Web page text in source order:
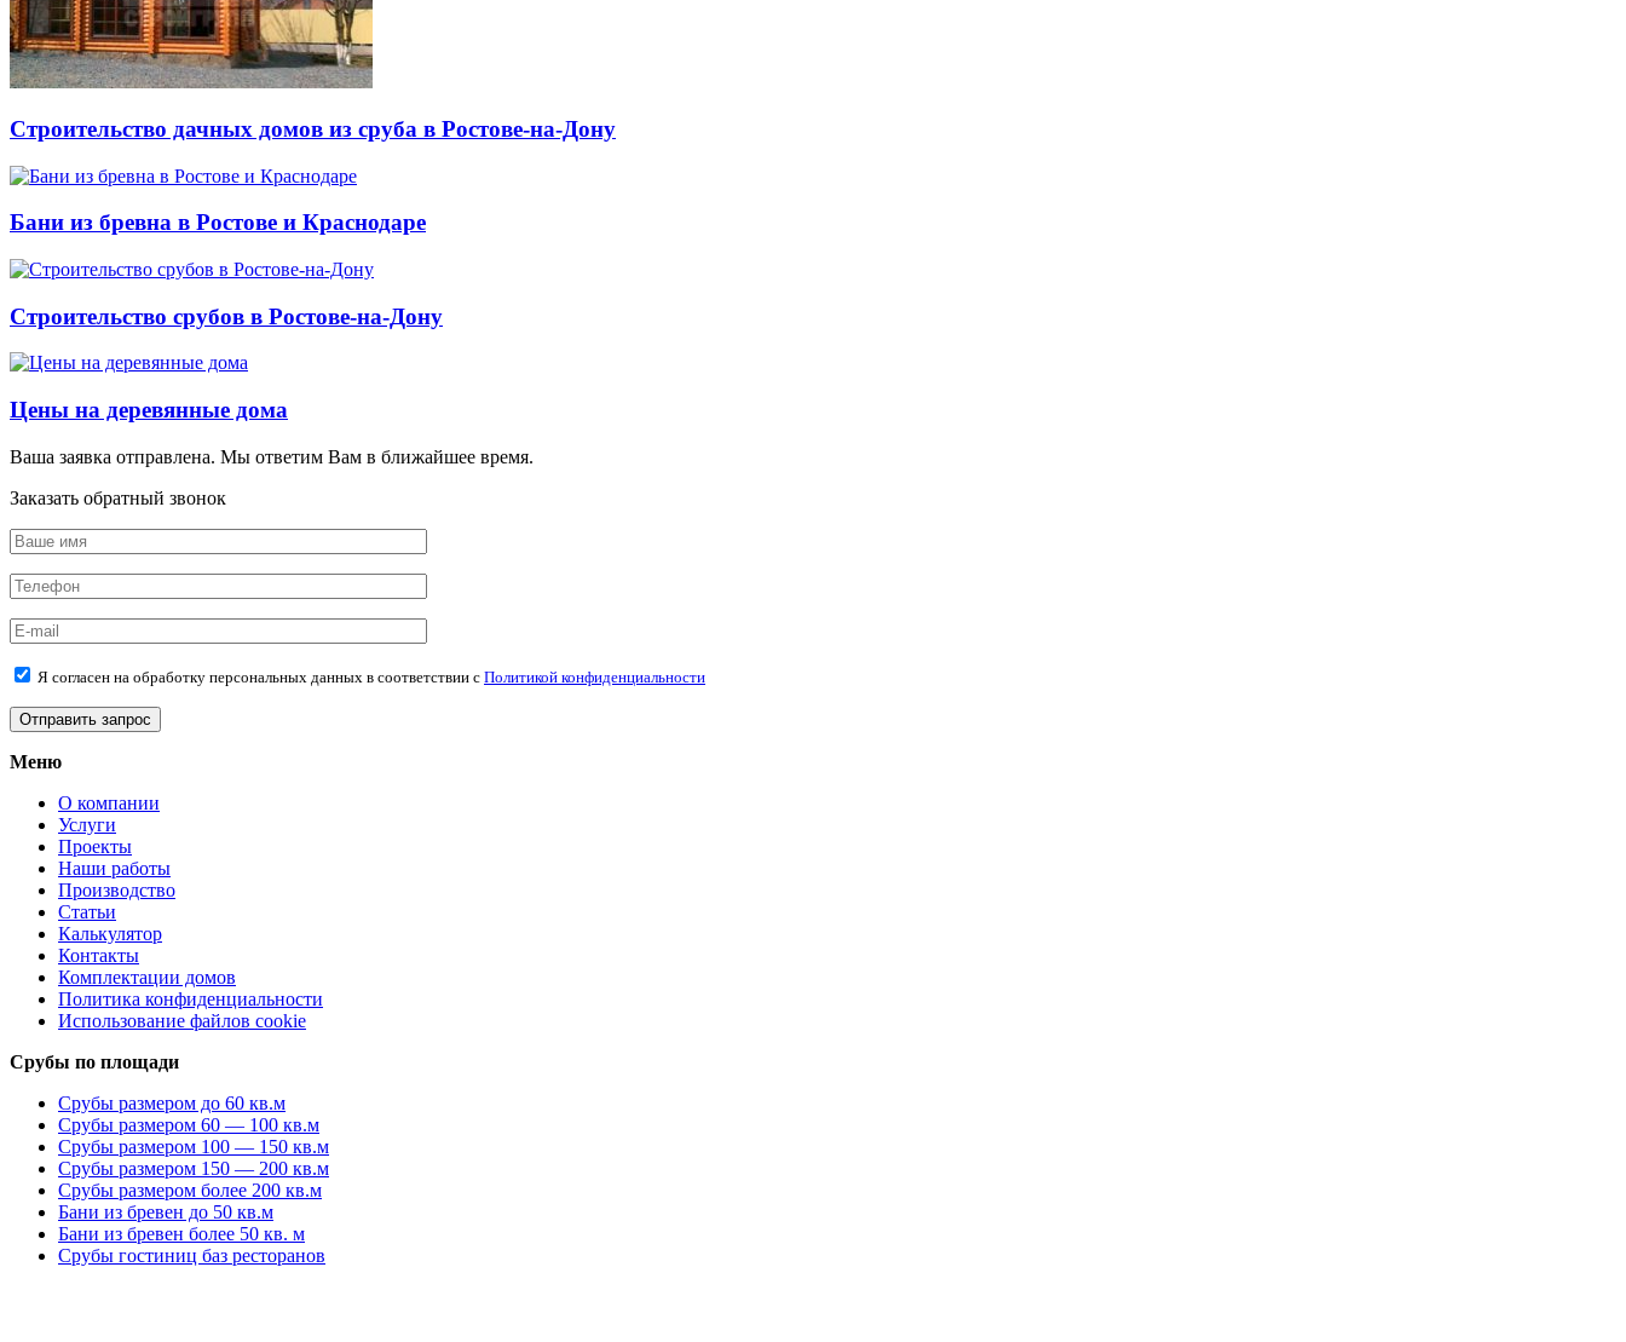
Строительство дачных домов из сруба в Ростове-на-Дону
Бани из бревна в Ростове и Краснодаре
Строительство срубов в Ростове-на-Дону
Цены на деревянные дома
Ваша заявка отправлена. Мы ответим Вам в ближайшее время.
Заказать обратный звонок
Я согласен на обработку персональных данных в соответствии с Политикой конфиденциальности
Меню
О компании
Услуги
Проекты
Наши работы
Производство
Статьи
Калькулятор
Контакты
Комплектации домов
Политика конфиденциальности
Использование файлов cookie
Срубы по площади
Срубы размером до 60 кв.м
Срубы размером 60 — 100 кв.м
Срубы размером 100 — 150 кв.м
Срубы размером 150 — 200 кв.м
Срубы размером более 200 кв.м
Бани из бревен до 50 кв.м
Бани из бревен более 50 кв. м
Срубы гостиниц баз ресторанов